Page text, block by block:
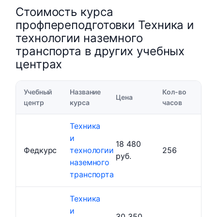
Стоимость курса
профпереподготовки Техника и
технологии наземного
транспорта в других учебных
центрах
Учебный
центр
Название
курса
Цена
Кол-во
часов
Федкурс
Техника
и
технологии
наземного
транспорта
18 480
руб.
256
Техника
и